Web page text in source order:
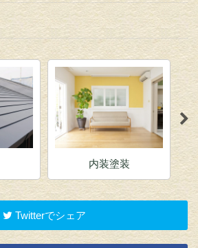
内装塗装
Twitterでシェア